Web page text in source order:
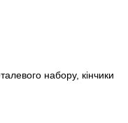
набору, кінчики